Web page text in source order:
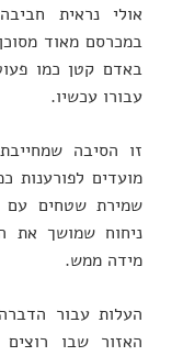
אולי נראית
במכרסם מאוד
באדם קטן כמו
עבורו עכשיו.
זו הסיבה
מועדים לפורענות
שמירת שטחים עם
ניחוח שמושך את
מידה ממש.
העלות עבור
האזור שבו